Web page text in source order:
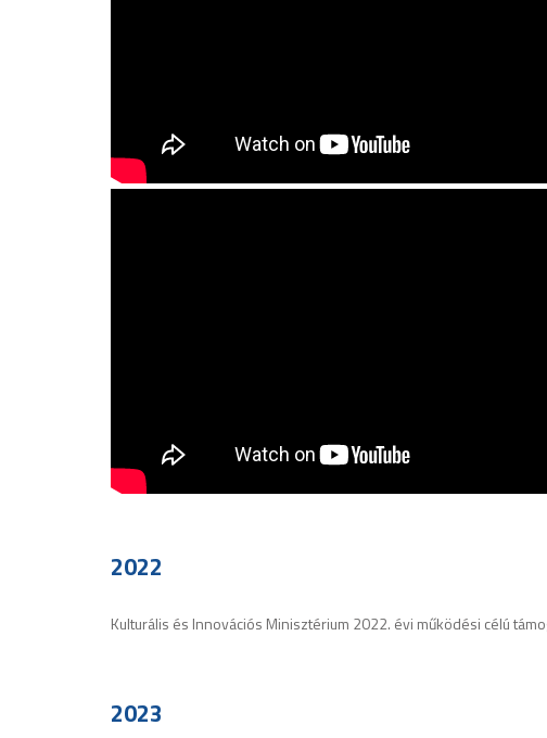
2022
Kulturális és Innovációs Minisztérium 2022. évi működési célú
2023